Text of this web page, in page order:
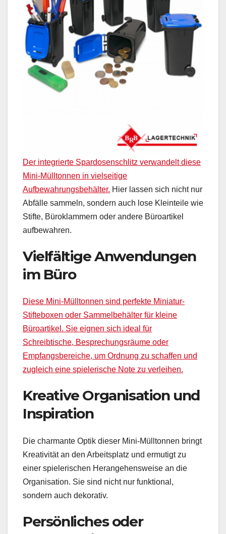
Der integrierte Spardosenschlitz verwandelt diese
Mini-Mülltonnen in vielseitige
Aufbewahrungsbehälter. Hier lassen sich nicht nur
Abfälle sammeln, sondern auch lose Kleinteile wie
Stifte, Büroklammern oder andere Büroartikel
aufbewahren.
Vielfältige Anwendungen
im Büro
Diese Mini-Mülltonnen sind perfekte Miniatur-
Stifteboxen oder Sammelbehälter für kleine
Büroartikel. Sie eignen sich ideal für
Schreibtische, Besprechungsräume oder
Empfangsbereiche, um Ordnung zu schaffen und
zugleich eine spielerische Note zu verleihen.
Kreative Organisation und
Inspiration
Die charmante Optik dieser Mini-Mülltonnen bringt
Kreativität an den Arbeitsplatz und ermutigt zu
einer spielerischen Herangehensweise an die
Organisation. Sie sind nicht nur funktional,
sondern auch dekorativ.
Persönliches oder